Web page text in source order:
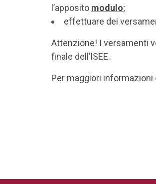
l’apposito modulo;
effettuare dei
Attenzione! I versamenti
finale dell’ISEE.
Per maggiori informazioni